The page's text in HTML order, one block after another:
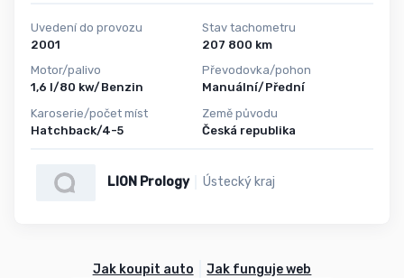
Uvedení do provozu
2001
Motor/palivo
1,6 l/80 kw/Benzin
Karoserie/počet míst
Hatchback/4-5
Stav tachometru
207 800 km
Převodovka/pohon
Manuální/Přední
Země původu
Česká republika
LION Prology Ústecký kraj
Jak koupit auto Jak funguje web